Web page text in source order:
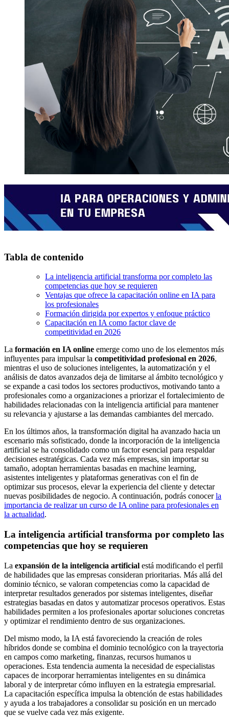
Tabla de contenido
La inteligencia artificial transforma por completo las
competencias que hoy se requieren
Ventajas que ofrece la capacitación online en IA para
los profesionales
Formación dirigida por expertos y enfoque práctico
Capacitación en IA como factor clave de
competitividad en 2026
La formación en IA online emerge como uno de los elementos más
influyentes para impulsar la competitividad profesional en 2026,
mientras el uso de soluciones inteligentes, la automatización y el
análisis de datos avanzados deja de limitarse al ámbito tecnológico y
se expande a casi todos los sectores productivos, motivando tanto a
profesionales como a organizaciones a priorizar el fortalecimiento de
habilidades relacionadas con la inteligencia artificial para mantener
su relevancia y ajustarse a las demandas cambiantes del mercado.
En los últimos años, la transformación digital ha avanzado hacia un
escenario más sofisticado, donde la incorporación de la inteligencia
artificial se ha consolidado como un factor esencial para respaldar
decisiones estratégicas. Cada vez más empresas, sin importar su
tamaño, adoptan herramientas basadas en machine learning,
asistentes inteligentes y plataformas generativas con el fin de
optimizar sus procesos, elevar la experiencia del cliente y detectar
nuevas posibilidades de negocio. A continuación, podrás conocerla
importancia de realizar un curso de IA online para profesionales en
la actualidad.
La inteligencia artificial transforma por completo las
competencias que hoy se requieren
La expansión de la inteligencia artificial está modificando el perfil
de habilidades que las empresas consideran prioritarias. Más allá del
dominio técnico, se valoran competencias como la capacidad de
interpretar resultados generados por sistemas inteligentes, diseñar
estrategias basadas en datos y automatizar procesos operativos. Estas
habilidades permiten a los profesionales aportar soluciones concretas
y optimizar el rendimiento dentro de sus organizaciones.
Del mismo modo, la IA está favoreciendo la creación de roles
híbridos donde se combina el dominio tecnológico con la trayectoria
en campos como marketing, finanzas, recursos humanos u
operaciones. Esta tendencia aumenta la necesidad de especialistas
capaces de incorporar herramientas inteligentes en su dinámica
laboral y de interpretar cómo influyen en la estrategia empresarial.
La capacitación específica impulsa la obtención de estas habilidades
y ayuda a los trabajadores a consolidar su posición en un mercado
que se vuelve cada vez más exigente.